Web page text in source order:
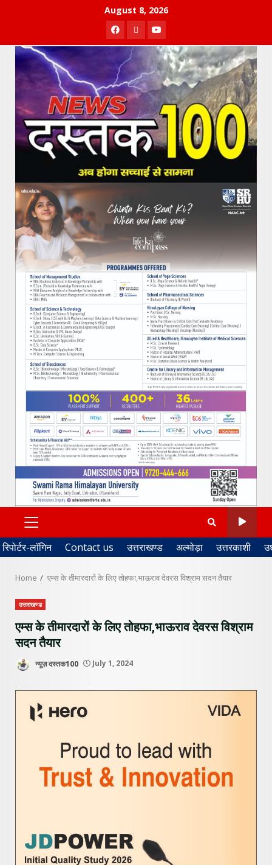
August 8, 2026
Facebook
TwitterYoutube
PRIMARY
MENU
रिपोर्टर-लॉगिन Contact us उत्तराखण्ड अल्मोड़ा उत्तरकाशी
Home एम्स के तीमारदारों के लिए तोहफा,भाऊराव देवरस विश्राम सदन तैयार
उत्तराखण्ड
एम्स के तीमारदारों के लिए तोहफा,भाऊराव देवरस विश्राम
सदन तैयार
न्यूज़ दस्तक100 July 1, 2024